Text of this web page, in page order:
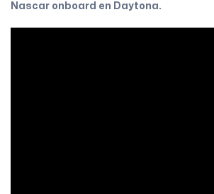
Nascar onboard en Daytona.